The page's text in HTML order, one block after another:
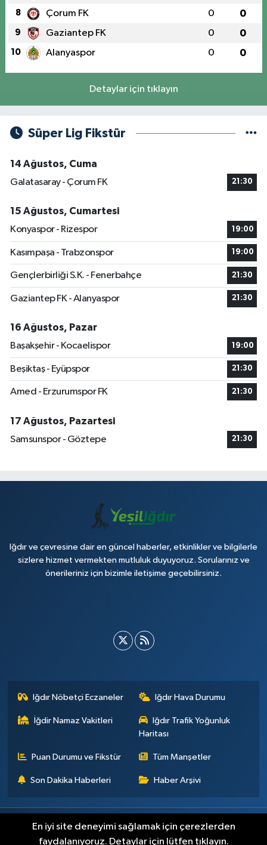
8 Çorum FK 0 0
9 Gaziantep FK 0 0
10 Alanyaspor 0 0
Detaylar için tıklayın
Süper Lig Fikstür
14 Ağustos, Cuma
Galatasaray - Çorum FK
21:30
15 Ağustos, Cumartesi
Konyaspor - Rizespor
19:00
Kasımpaşa - Trabzonspor 19:00
Gençlerbirliği S.K. - Fenerbahçe 21:30
Gaziantep FK - Alanyaspor 21:30
16 Ağustos, Pazar
Başakşehir - Kocaelispor
19:00
Beşiktaş - Eyüpspor 21:30
Amed - Erzurumspor FK 21:30
17 Ağustos, Pazartesi
Samsunspor - Göztepe
21:30
Iğdır ve çevresine dair en güncel haberler, etkinlikler ve bilgilerle
sizlere hizmet vermekten mutluluk duyuyoruz. Sorularınız ve
önerileriniz için bizimle iletişime geçebilirsiniz.
Iğdır Nöbetçi Eczaneler Iğdır Hava Durumu
İğdir Namaz Vakitleri
Iğdır Trafik Yoğunluk
Haritası
Puan Durumu ve Fikstür Tüm Manşetler
Son Dakika Haberleri Haber Arşivi
Künye İletişim Çerez Politikası Gizlilik ilkeleri
En iyi site deneyimi sağlamak için çerezlerden
faydalanıyoruz. Detaylar için lütfen tıklayın.